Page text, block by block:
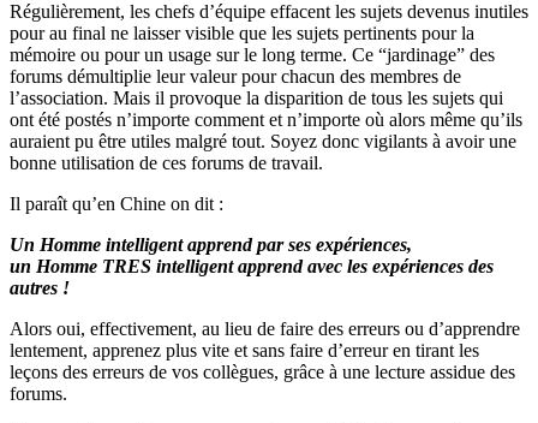
Régulièrement, les chefs d’équipe effacent les sujets devenus inutiles
pour au final ne laisser visible que les sujets pertinents pour la
mémoire ou pour un usage sur le long terme. Ce “jardinage” des
forums démultiplie leur valeur pour chacun des membres de
l’association. Mais il provoque la disparition de tous les sujets qui
ont été postés n’importe comment et n’importe où alors même qu’ils
auraient pu être utiles malgré tout. Soyez donc vigilants à avoir une
bonne utilisation de ces forums de travail.
Il paraît qu’en Chine on dit :
Un Homme intelligent apprend par ses expériences,
un Homme TRES intelligent apprend avec les expériences des
autres !
Alors oui, effectivement, au lieu de faire des erreurs ou d’apprendre
lentement, apprenez plus vite et sans faire d’erreur en tirant les
leçons des erreurs de vos collègues, grâce à une lecture assidue des
forums.